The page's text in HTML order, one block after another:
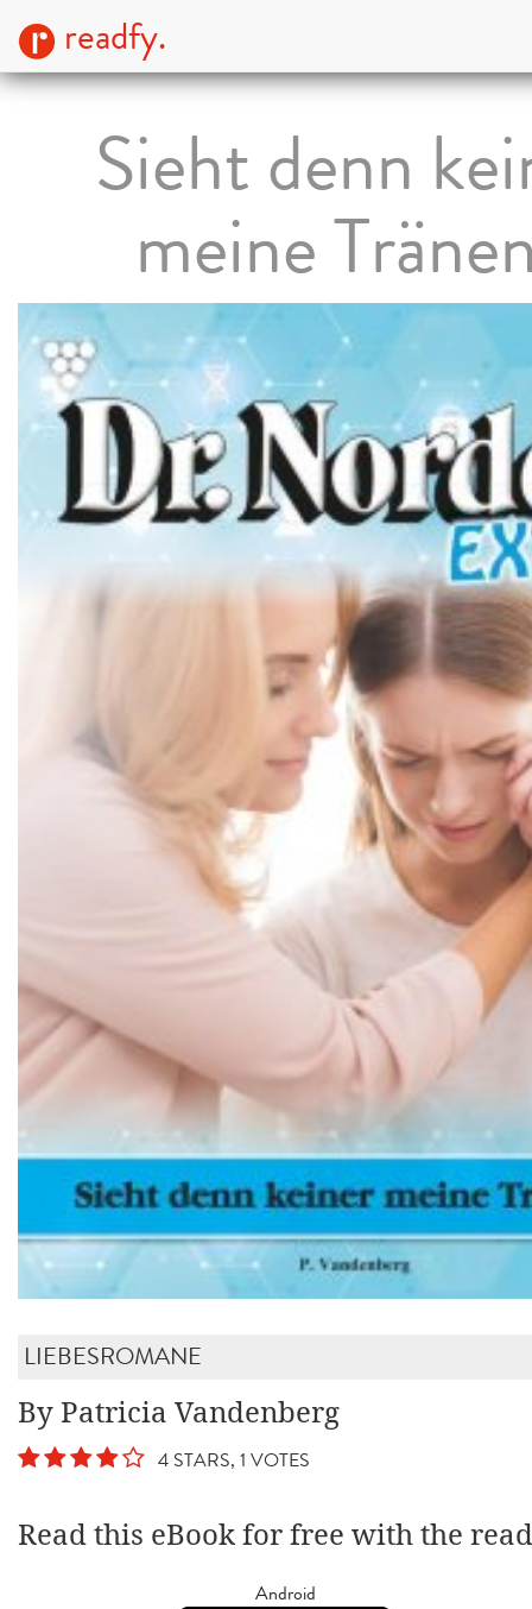
readfy.
Sieht denn
meine
LIEBESROMANE
By Patricia Vandenberg
4 STARS, 1 VOTES
Read this eBook for free with the
Android